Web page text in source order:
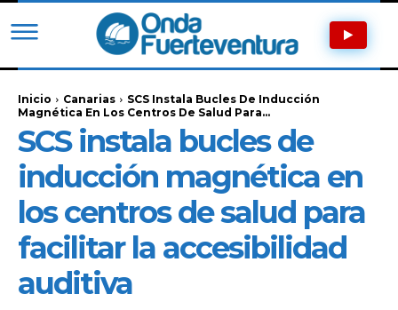
Inicio Canarias
SCS Instala Bucles De Inducción
Magnética En Los Centros De Salud Para...
SCS instala bucles de
inducción magnética en
los centros de salud para
facilitar la accesibilidad
auditiva